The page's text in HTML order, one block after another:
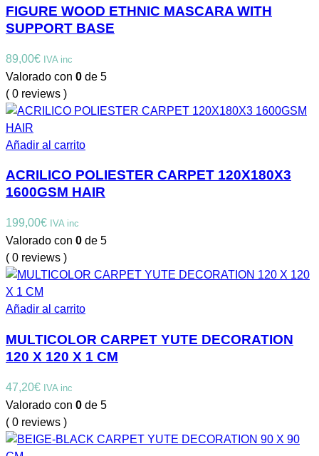
FIGURE WOOD ETHNIC MASCARA WITH
SUPPORT BASE
89,00€ IVA inc
Valorado con 0 de 5
( 0 reviews )
Añadir al carrito
ACRILICO POLIESTER CARPET 120X180X3
1600GSM HAIR
199,00€ IVA inc
Valorado con 0 de 5
( 0 reviews )
Añadir al carrito
MULTICOLOR CARPET YUTE DECORATION
120 X 120 X 1 CM
47,20€ IVA inc
Valorado con 0 de 5
( 0 reviews )